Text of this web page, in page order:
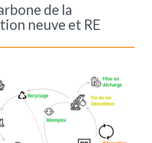
de la
neuve et RE